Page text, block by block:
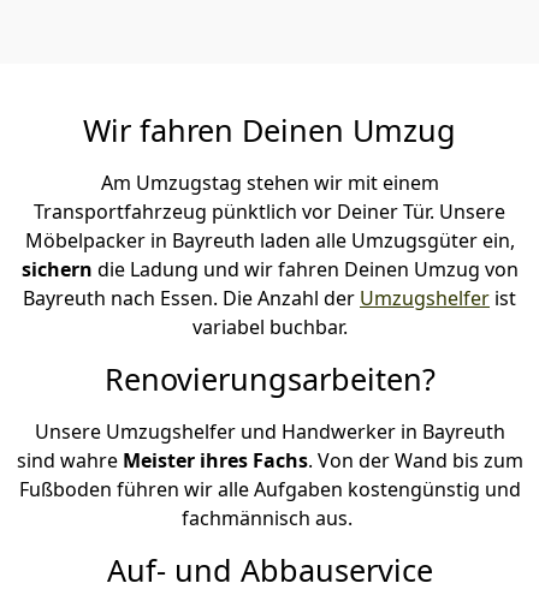
Wir fahren Deinen Umzug
Am Umzugstag stehen wir mit einem
Transportfahrzeug pünktlich vor Deiner Tür. Unsere
Möbelpacker in Bayreuth laden alle Umzugsgüter ein,
sichern die Ladung und wir fahren Deinen Umzug von
Bayreuth nach Essen. Die Anzahl der Umzugshelfer ist
variabel buchbar.
Renovierungsarbeiten?
Unsere Umzugshelfer und Handwerker in Bayreuth
sind wahre Meister ihres Fachs. Von der Wand bis zum
Fußboden führen wir alle Aufgaben kostengünstig und
fachmännisch aus.
Auf- und Abbauservice